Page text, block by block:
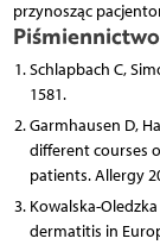
przynosząc
Piśmiennictwo
Schlapbach C,
1581.
Garmhausen D,
different courses
patients. Allergy
Kowalska-
dermatitis in